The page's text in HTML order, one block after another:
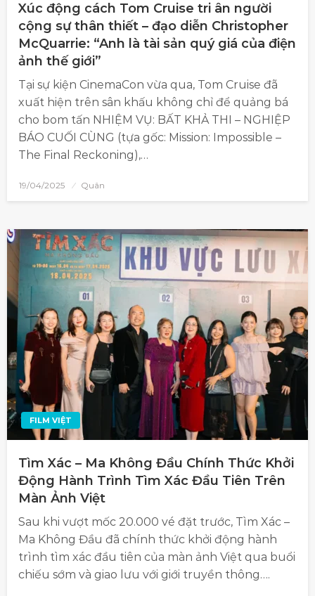
Xúc động cách Tom Cruise tri ân người
cộng sự thân thiết – đạo diễn Christopher
McQuarrie: “Anh là tài sản quý giá của điện
ảnh thế giới”
Tại sự kiện CinemaCon vừa qua, Tom Cruise đã
xuất hiện trên sân khấu không chỉ để quảng bá
cho bom tấn NHIỆM VỤ: BẤT KHẢ THI – NGHIỆP
BÁO CUỐI CÙNG (tựa gốc: Mission: Impossible –
The Final Reckoning),…
19/04/2025 Quân
FILM VIỆT
Tìm Xác – Ma Không Đầu Chính Thức Khởi
Động Hành Trình Tìm Xác Đầu Tiên Trên
Màn Ảnh Việt
Sau khi vượt mốc 20.000 vé đặt trước, Tìm Xác –
Ma Không Đầu đã chính thức khởi động hành
trình tìm xác đầu tiên của màn ảnh Việt qua buổi
chiếu sớm và giao lưu với giới truyền thông….